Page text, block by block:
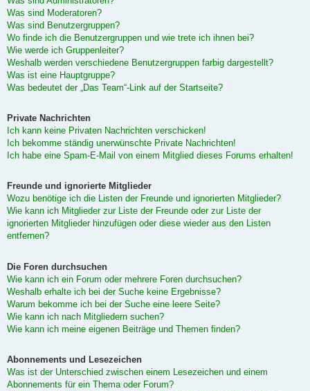
Was sind Moderatoren?
Was sind Benutzergruppen?
Wo finde ich die Benutzergruppen und wie trete ich ihnen bei?
Wie werde ich Gruppenleiter?
Weshalb werden verschiedene Benutzergruppen farbig dargestellt?
Was ist eine Hauptgruppe?
Was bedeutet der „Das Team“-Link auf der Startseite?
Private Nachrichten
Ich kann keine Privaten Nachrichten verschicken!
Ich bekomme ständig unerwünschte Private Nachrichten!
Ich habe eine Spam-E-Mail von einem Mitglied dieses Forums erhalten!
Freunde und ignorierte Mitglieder
Wozu benötige ich die Listen der Freunde und ignorierten Mitglieder?
Wie kann ich Mitglieder zur Liste der Freunde oder zur Liste der
ignorierten Mitglieder hinzufügen oder diese wieder aus den Listen
entfernen?
Die Foren durchsuchen
Wie kann ich ein Forum oder mehrere Foren durchsuchen?
Weshalb erhalte ich bei der Suche keine Ergebnisse?
Warum bekomme ich bei der Suche eine leere Seite?
Wie kann ich nach Mitgliedern suchen?
Wie kann ich meine eigenen Beiträge und Themen finden?
Abonnements und Lesezeichen
Was ist der Unterschied zwischen einem Lesezeichen und einem
Abonnements für ein Thema oder Forum?